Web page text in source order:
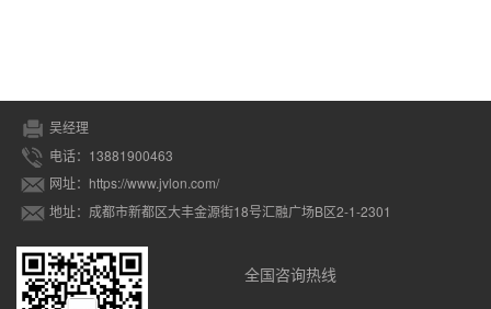
吴经理
电话：13881900463
网址：https://www.jvlon.com/
地址：成都市新都区大丰金源街18号汇融广场B区2-1-2301
全国咨询热线